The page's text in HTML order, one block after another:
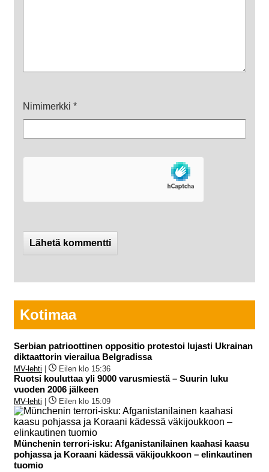
Nimimerkki *
Kotimaa
Serbian patrioottinen oppositio protestoi lujasti Ukrainan
diktaattorin vierailua Belgradissa
MV-lehti Eilen klo 15:36
Ruotsi kouluttaa yli 9000 varusmiestä – Suurin luku
vuoden 2006 jälkeen
MV-lehti Eilen klo 15:09
Münchenin terrori-isku: Afganistanilainen kaahasi kaasu
pohjassa ja Koraani kädessä väkijoukkoon – elinkautinen
tuomio